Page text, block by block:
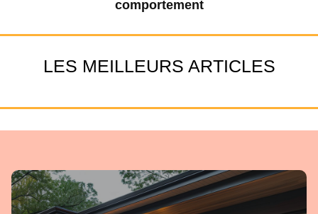
comportement
LES MEILLEURS ARTICLES